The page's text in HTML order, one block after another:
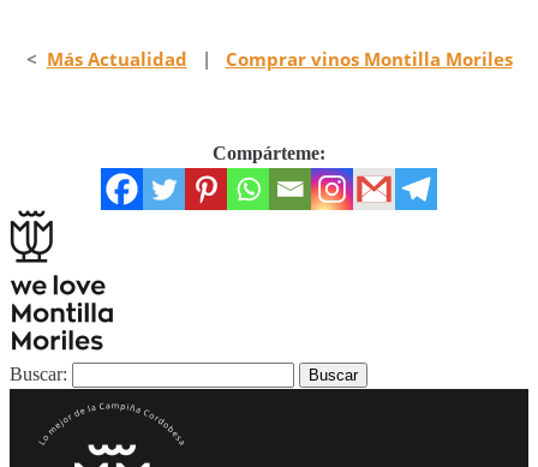
< Más Actualidad | Comprar vinos Montilla Moriles
Compárteme:
Buscar: